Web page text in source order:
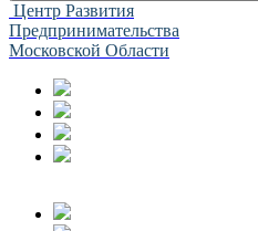
Центр Развития
Предпринимательства
Московской Области